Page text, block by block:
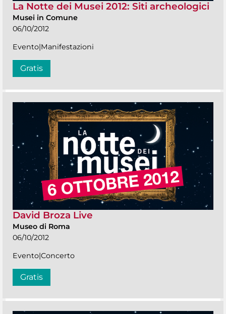
La Notte dei Musei 2012: Siti archeologici
Musei in Comune
06/10/2012
Evento|Manifestazioni
Gratis
David Broza Live
Museo di Roma
06/10/2012
Evento|Concerto
Gratis